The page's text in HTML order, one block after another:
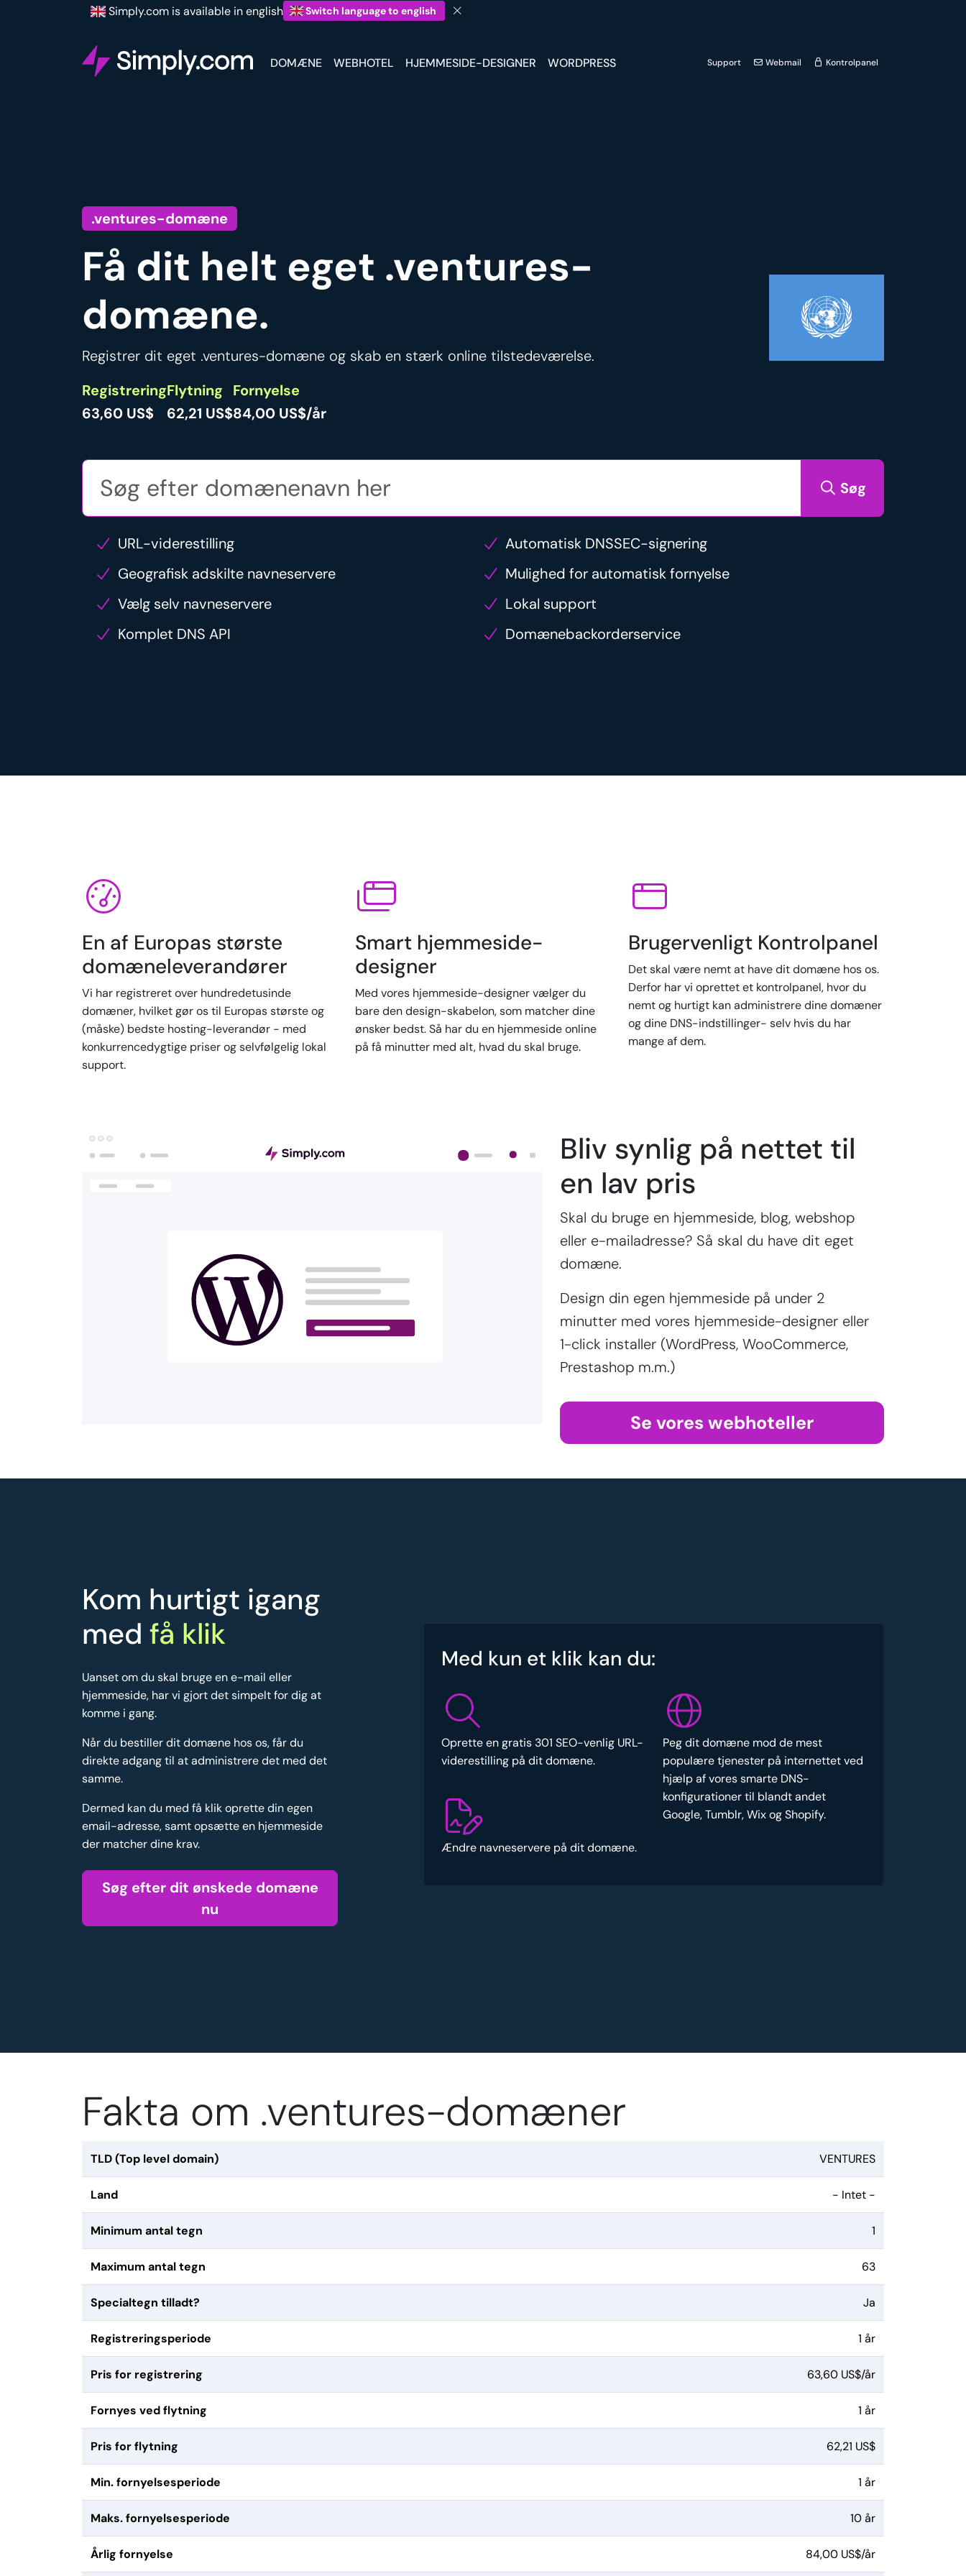
Simply.com is available in english Switch language to english
DOMÆNE WEBHOTEL HJEMMESIDE-DESIGNER WORDPRESS Support Webmail Kontrolpanel
.ventures-domæne
Få dit helt eget .ventures-
domæne.
Registrer dit eget .ventures-domæne og skab en stærk online tilstedeværelse.
Registrering
63,60 US$
Flytning
62,21 US$
Fornyelse
84,00 US$/år
Søg
URL-viderestilling
Automatisk DNSSEC-signering
Geografisk adskilte navneservere
Mulighed for automatisk fornyelse
Vælg selv navneservere
Lokal support
Komplet DNS API
Domænebackorderservice
En af Europas største
domæneleverandører
Vi har registreret over hundredetusinde
domæner, hvilket gør os til Europas største og
(måske) bedste hosting-leverandør - med
konkurrencedygtige priser og selvfølgelig lokal
support.
Smart hjemmeside-
designer
Med vores hjemmeside-designer vælger du
bare den design-skabelon, som matcher dine
ønsker bedst. Så har du en hjemmeside online
på få minutter med alt, hvad du skal bruge.
Brugervenligt Kontrolpanel
Det skal være nemt at have dit domæne hos os.
Derfor har vi oprettet et kontrolpanel, hvor du
nemt og hurtigt kan administrere dine domæner
og dine DNS-indstillinger- selv hvis du har
mange af dem.
Bliv synlig på nettet til
en lav pris
Skal du bruge en hjemmeside, blog, webshop
eller e-mailadresse? Så skal du have dit eget
domæne.
Design din egen hjemmeside på under 2
minutter med vores hjemmeside-designer eller
1-click installer (WordPress, WooCommerce,
Prestashop m.m.)
Se vores webhoteller
Kom hurtigt igang
med få klik
Uanset om du skal bruge en e-mail eller
hjemmeside, har vi gjort det simpelt for dig at
komme i gang.
Når du bestiller dit domæne hos os, får du
direkte adgang til at administrere det med det
samme.
Dermed kan du med få klik oprette din egen
email-adresse, samt opsætte en hjemmeside
der matcher dine krav.
Søg efter dit ønskede domæne
nu
Med kun et klik kan du:
Oprette en gratis 301 SEO-venlig URL-
viderestilling på dit domæne.
Ændre navneservere på dit domæne.
Peg dit domæne mod de mest
populære tjenester på internettet ved
hjælp af vores smarte DNS-
konfigurationer til blandt andet
Google, Tumblr, Wix og Shopify.
Fakta om .ventures-domæner
TLD (Top level domain) VENTURES
Land - Intet -
Minimum antal tegn 1
Maximum antal tegn 63
Specialtegn tilladt? Ja
Registreringsperiode 1 år
Pris for registrering 63,60 US$/år
Fornyes ved flytning 1 år
Pris for flytning 62,21 US$
Min. fornyelsesperiode 1 år
Maks. fornyelsesperiode 10 år
Årlig fornyelse 84,00 US$/år